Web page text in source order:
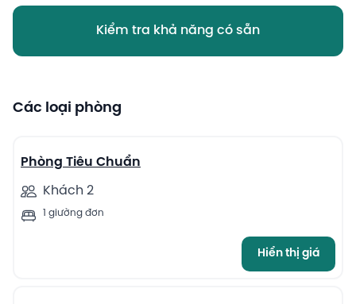
Kiểm tra khả năng có sẵn
Các loại phòng
Phòng Tiêu Chuẩn
Khách 2
1 giường đơn
Hiển thị giá
5